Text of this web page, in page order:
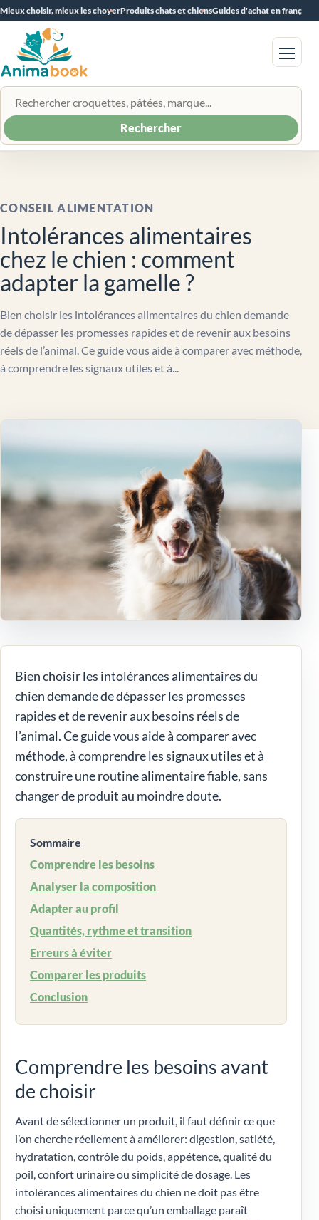
Mieux choisir, mieux les choyerProduits chats et chiensGuides d'achat en français
Rechercher un produit
Rechercher
Menu
CONSEIL ALIMENTATION
Intolérances alimentaires
chez le chien : comment
adapter la gamelle ?
Bien choisir les intolérances alimentaires du chien demande
de dépasser les promesses rapides et de revenir aux besoins
réels de l’animal. Ce guide vous aide à comparer avec méthode,
à comprendre les signaux utiles et à...
Bien choisir les intolérances alimentaires du
chien demande de dépasser les promesses
rapides et de revenir aux besoins réels de
l’animal. Ce guide vous aide à comparer avec
méthode, à comprendre les signaux utiles et à
construire une routine alimentaire fiable, sans
changer de produit au moindre doute.
Sommaire
Comprendre les besoins
Analyser la composition
Adapter au profil
Quantités, rythme et transition
Erreurs à éviter
Comparer les produits
Conclusion
Comprendre les besoins avant
de choisir
Avant de sélectionner un produit, il faut définir ce que
l’on cherche réellement à améliorer: digestion, satiété,
hydratation, contrôle du poids, appétence, qualité du
poil, confort urinaire ou simplicité de dosage. Les
intolérances alimentaires du chien ne doit pas être
choisi uniquement parce qu’un emballage paraît